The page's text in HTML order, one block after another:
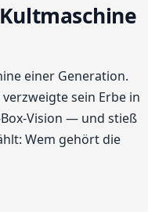
einer Generation.
sein Erbe in
Vision — und stieß
Wem gehört die